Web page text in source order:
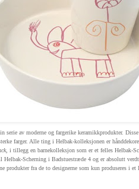
serie av moderne og fargerike keramikkprodukter.
farger. Alle ting i Helbak-kolleksjonen er
, i tillegg en barnekolleksjon som er et felles Helbak-
Scherning i Badstuestræde 4 og er absolutt
produkter fra de to designerne som kun produseres i